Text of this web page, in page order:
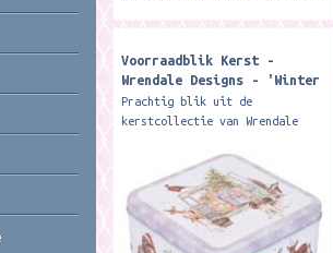
Voorraadblik Kerst -
Wrendale Designs - 'Winter
Woodland' Woodland Animal
Christmas Square Tin ​
Prachtig blik uit de
kerstcollectie van Wrendale
8 cm. This beautiful festive
tin features festive animal...